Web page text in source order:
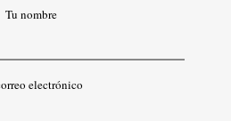
Tu nombre
electrónico